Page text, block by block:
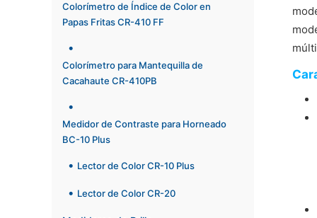
Colorímetro de Índice de Color en
Papas Fritas CR-410 FF
Colorímetro para Mantequilla de
Cacahaute CR-410PB
Medidor de Contraste para Horneado
BC-10 Plus
Lector de Color CR-10 Plus
Lector de Color CR-20